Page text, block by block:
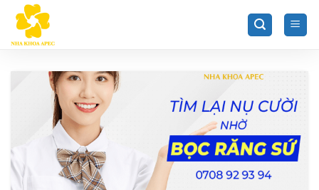
Chuyển
đến
nội